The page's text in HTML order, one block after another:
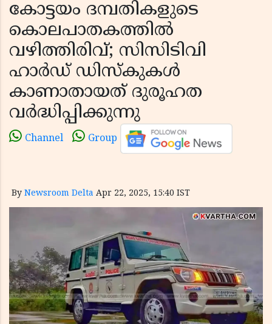
കോട്ടയം ദമ്പതികളുടെ
കൊലപാതകത്തിൽ
വഴിത്തിരിവ്; സിസിടിവി
ഹാർഡ് ഡിസ്കുകൾ
കാണാതായത് ദുരൂഹത
വർദ്ധിപ്പിക്കുന്നു
Channel Group
By Newsroom Delta Apr 22, 2025, 15:40 IST